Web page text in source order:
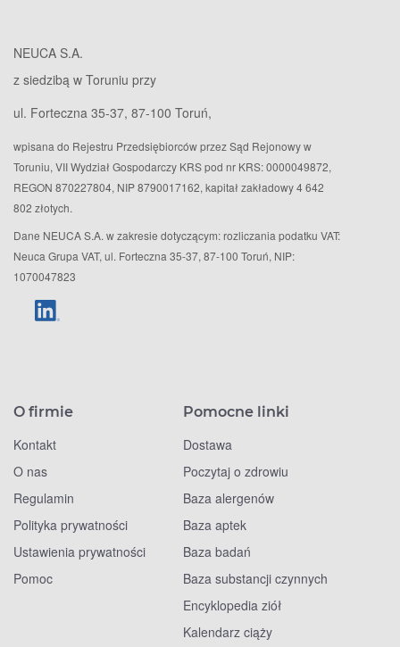
NEUCA S.A.
z siedzibą w Toruniu przy
ul. Forteczna 35-37, 87-100 Toruń,
wpisana do Rejestru Przedsiębiorców przez Sąd Rejonowy w
Toruniu, VII Wydział Gospodarczy KRS pod nr KRS: 0000049872,
REGON 870227804, NIP 8790017162, kapitał zakładowy 4 642
802 złotych.
Dane NEUCA S.A. w zakresie dotyczącym: rozliczania podatku VAT:
Neuca Grupa VAT, ul. Forteczna 35-37, 87-100 Toruń, NIP:
1070047823
O firmie
Kontakt
O nas
Regulamin
Polityka prywatności
Ustawienia prywatności
Pomoc
Pomocne linki
Dostawa
Poczytaj o zdrowiu
Baza alergenów
Baza aptek
Baza badań
Baza substancji czynnych
Encyklopedia ziół
Kalendarz ciąży